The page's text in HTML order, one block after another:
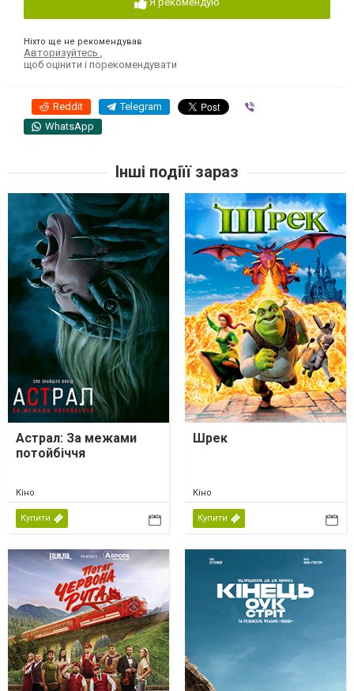
Ніхто ще не рекомендував
Авторизуйтесь
щоб оцінити і порекомендувати
Reddit Telegram
WhatsApp
Інші подіїї зараз
Астрал: За межами
потойбіччя
Кіно
Купити
Шрек
Кіно
Купити